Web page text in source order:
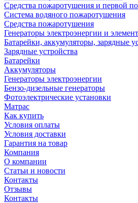
Средства пожаротушения и первой
Система водяного пожаротушения
Средства пожаротушения
Генераторы электроэнергии и
Батарейки, аккумуляторы, зарядные
Зарядные устройства
Батарейки
Аккумуляторы
Генераторы электроэнергии
Бензо-дизельные генераторы
Фотоэлектрические установки
Матрас
Как купить
Условия оплаты
Условия доставки
Гарантия на товар
Компания
О компании
Статьи и новости
Контакты
Отзывы
Контакты